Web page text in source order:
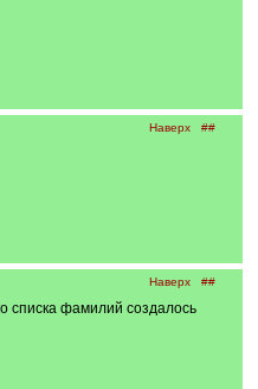
Наверх ##
Наверх ##
списка фамилий создалось